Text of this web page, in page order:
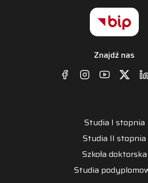
Znajdź nas
Studia I stopnia
Studia II stopnia
Szkoła doktorska
Studia